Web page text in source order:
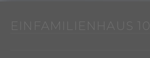
EINFAMILIENHAUS 10